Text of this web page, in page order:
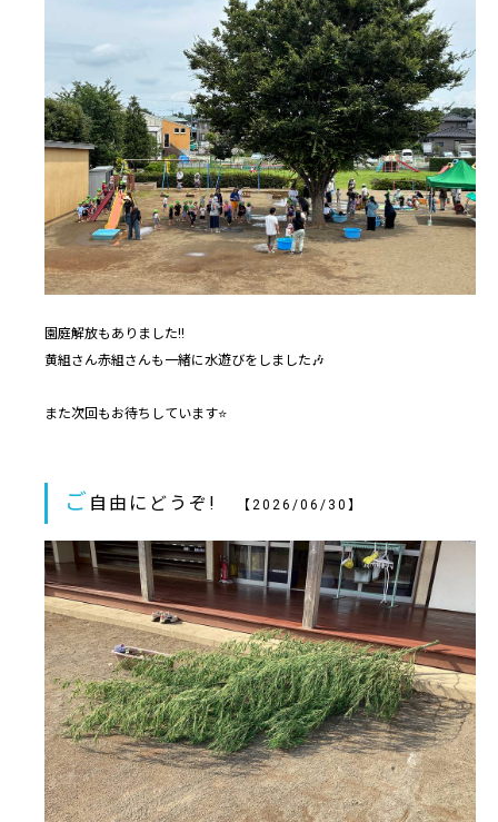
園庭解放もありました‼️
黄組さん赤組さんも一緒に水遊びをしました🎶
また次回もお待ちしています⭐️
ご 自由にどうぞ! 【2026/06/30】